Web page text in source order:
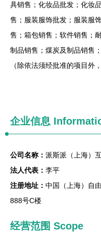
具销售；化妆品批发；化妆
售；服装服饰批发；服装服
售；箱包销售；软件销售；
制品销售；煤炭及制品销售
（除依法须经批准的项目外
企业信息
公司名称： 派斯派（上海）
法人代表： 李平
注册地址： 中国（上海）自
888号C楼
经营范围 Scope